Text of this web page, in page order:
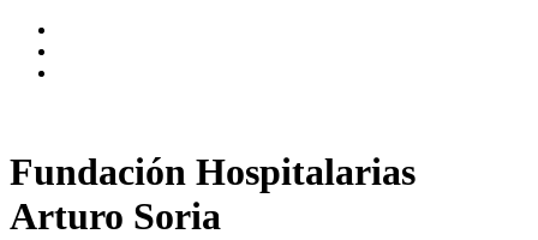
página
Fundación Hospitalarias
Arturo Soria